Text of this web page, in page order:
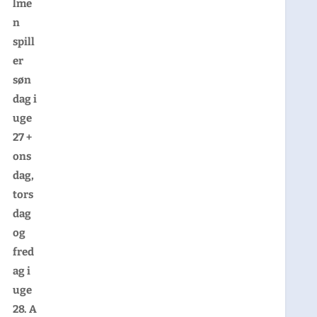
lme
n
spill
er
søn
dag i
uge
27 +
ons
dag,
tors
dag
og
fred
ag i
uge
28. A